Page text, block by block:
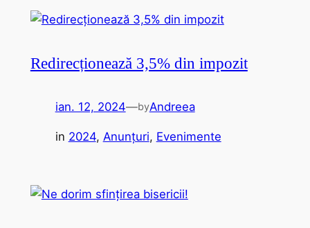
Redirecționează 3,5% din impozit
ian. 12, 2024—byAndreea
in 2024, Anunțuri, Evenimente